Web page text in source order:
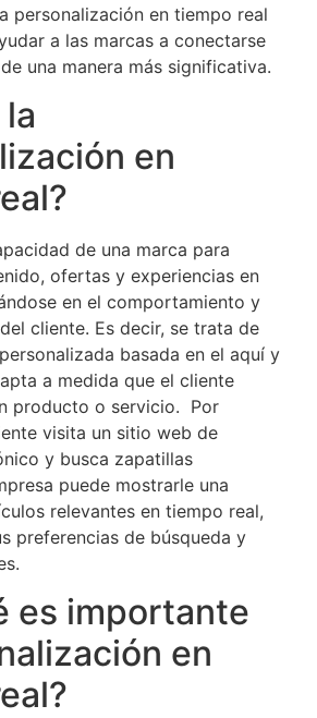
personalización en tiempo real
a las marcas a conectarse
una manera más significativa.
en
de una marca para
ofertas y experiencias en
en el comportamiento y
cliente. Es decir, se trata de
basada en el aquí y
a medida que el cliente
producto o servicio. Por
visita un sitio web de
y busca zapatillas
puede mostrarle una
relevantes en tiempo real,
preferencias de búsqueda y
es importante
en